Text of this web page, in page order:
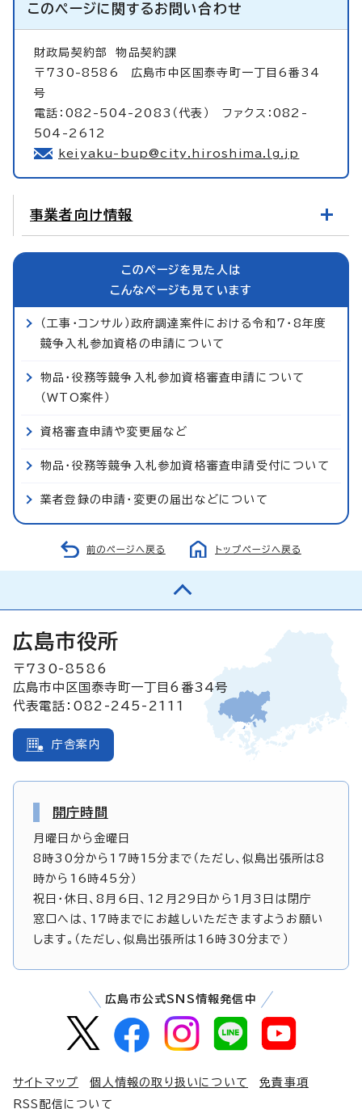
このページに関するお問い合わせ
財政局契約部物品契約課
〒730-8586 広島市中区国泰寺町一丁目6番34
号
電話：082-504-2083（代表） ファクス：082-
504-2612
keiyaku-bup@city.hiroshima.lg.jp
事業者向け情報
このページを見た人は
こんなページも見ています
（工事・コンサル）政府調達案件における令和7・8年度
競争入札参加資格の申請について
物品・役務等競争入札参加資格審査申請について
（WTO案件）
資格審査申請や変更届など
物品・役務等競争入札参加資格審査申請受付について
業者登録の申請・変更の届出などについて
前のページへ戻る トップページへ戻る
広島市役所
〒730-8586
広島市中区国泰寺町一丁目6番34号
代表電話：082-245-2111
庁舎案内
開庁時間
月曜日から金曜日
8時30分から17時15分まで（ただし、似島出張所は8
時から16時45分）
祝日・休日、8月6日、12月29日から1月3日は閉庁
窓口へは、17時までにお越しいただきますようお願い
します。（ただし、似島出張所は16時30分まで）
広島市公式SNS情報発信中
サイトマップ 個人情報の取り扱いについて
免責事項
RSS配信について